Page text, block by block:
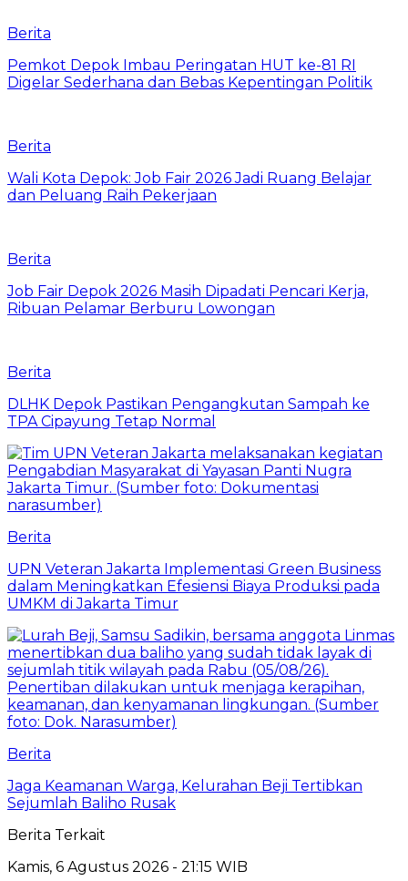
Berita
Pemkot Depok Imbau Peringatan HUT ke-81 RI
Digelar Sederhana dan Bebas Kepentingan Politik
Berita
Wali Kota Depok: Job Fair 2026 Jadi Ruang Belajar
dan Peluang Raih Pekerjaan
Berita
Job Fair Depok 2026 Masih Dipadati Pencari Kerja,
Ribuan Pelamar Berburu Lowongan
Berita
DLHK Depok Pastikan Pengangkutan Sampah ke
TPA Cipayung Tetap Normal
Berita
UPN Veteran Jakarta Implementasi Green Business
dalam Meningkatkan Efesiensi Biaya Produksi pada
UMKM di Jakarta Timur
Berita
Jaga Keamanan Warga, Kelurahan Beji Tertibkan
Sejumlah Baliho Rusak
Berita Terkait
Kamis, 6 Agustus 2026 - 21:15 WIB